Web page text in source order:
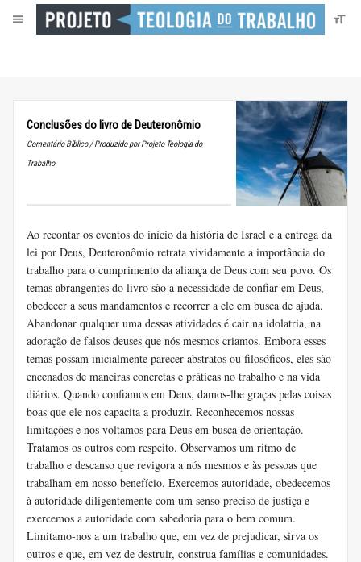
Conclusões do livro de Deuteronômio
Comentário Bíblico / Produzido por Projeto Teologia do
Trabalho
Ao recontar os eventos do início da história de Israel e a entrega da
lei por Deus, Deuteronômio retrata vividamente a importância do
trabalho para o cumprimento da aliança de Deus com seu povo. Os
temas abrangentes do livro são a necessidade de confiar em Deus,
obedecer a seus mandamentos e recorrer a ele em busca de ajuda.
Abandonar qualquer uma dessas atividades é cair na idolatria, na
adoração de falsos deuses que nós mesmos criamos. Embora esses
temas possam inicialmente parecer abstratos ou filosóficos, eles são
encenados de maneiras concretas e práticas no trabalho e na vida
diários. Quando confiamos em Deus, damos-lhe graças pelas coisas
boas que ele nos capacita a produzir. Reconhecemos nossas
limitações e nos voltamos para Deus em busca de orientação.
Tratamos os outros com respeito. Observamos um ritmo de
trabalho e descanso que revigora a nós mesmos e às pessoas que
trabalham em nosso benefício. Exercemos autoridade, obedecemos
à autoridade diligentemente com um senso preciso de justiça e
exercemos a autoridade com sabedoria para o bem comum.
Limitamo-nos a um trabalho que, em vez de prejudicar, sirva os
outros e que, em vez de destruir, construa famílias e comunidades.